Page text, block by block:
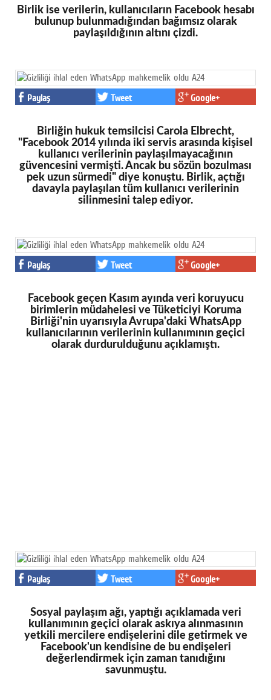
Birlik ise verilerin, kullanıcıların Facebook hesabı
bulunup bulunmadığından bağımsız olarak
paylaşıldığının altını çizdi.
Paylaş Tweet Google+
Birliğin hukuk temsilcisi Carola Elbrecht,
"Facebook 2014 yılında iki servis arasında kişisel
kullanıcı verilerinin paylaşılmayacağının
güvencesini vermişti. Ancak bu sözün bozulması
pek uzun sürmedi" diye konuştu. Birlik, açtığı
davayla paylaşılan tüm kullanıcı verilerinin
silinmesini talep ediyor.
Paylaş Tweet Google+
Facebook geçen Kasım ayında veri koruyucu
birimlerin müdahelesi ve Tüketiciyi Koruma
Birliği'nin uyarısıyla Avrupa'daki WhatsApp
kullanıcılarının verilerinin kullanımının geçici
olarak durdurulduğunu açıklamıştı.
Paylaş Tweet Google+
Sosyal paylaşım ağı, yaptığı açıklamada veri
kullanımının geçici olarak askıya alınmasının
yetkili mercilere endişelerini dile getirmek ve
Facebook'un kendisine de bu endişeleri
değerlendirmek için zaman tanıdığını
savunmuştu.